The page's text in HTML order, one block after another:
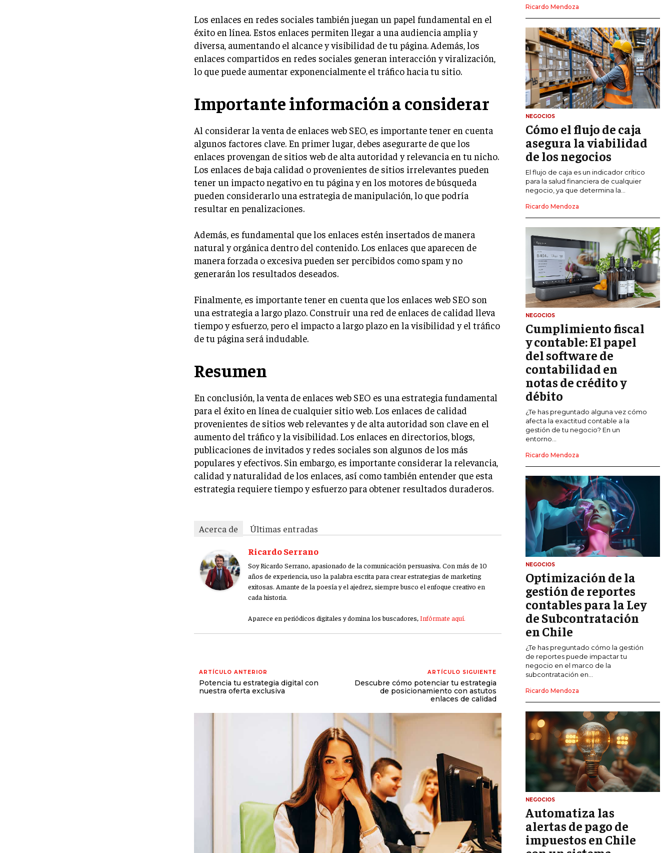
ALIANZAS ESTRATÉGICAS
TECNOLOGIA
SOSTENIBILIDAD Y MEDIO AMBIENTE
GESTIÓN DE LA INNOVACIÓN
TECNOLÓGICA
TRANSFORMACIÓN DIGITAL
ANALÍTICA EMPRESARIAL Y BUSINESS
INTELLIGENCE
CIBERSEGURIDAD EMPRESARIAL
ESTRATEGIA
EMPRESAS FAMILIARES Y SUCESIÓN
NEGOCIACIÓN Y RESOLUCIÓN DE
CONFLICTOS
DERECHO EMPRESARIAL Y
REGULACIONES
ÉXITO EMPRESARIAL Y CASOS DE
ESTUDIO
GOBIERNO CORPORATIVO
NEGOCIOS
ESTRATEGIAS DE NEGOCIOS
MARKETING B2B
MARKETING B2C
FRANQUICIAS
MARKETING DE INFLUENCERS
E-COMMERCE
GESTIÓN DE CRISIS EMPRESARIALES
EMPRESAS Y STARTUPS TECNOLÓGICAS
GESTIÓN DE LA EXPERIENCIA DEL
CLIENTE
PROYECTOS
GESTIÓN DE PROYECTOS
GESTIÓN DE OPERACIONES Y CADENA
DE SUMINISTRO
LOGÍSTICA EMPRESARIAL
CALIDAD Y MEJORA CONTINUA
TALENTOS
TALENTO
RECLUTAMIENTO Y SELECCIÓN
DESARROLLO DE PERSONAL
GESTIÓN DEL DESEMPEÑO
CULTURA Y CLIMA ORGANIZACIONAL
ÉTICA EMPRESARIAL Y
RESPONSABILIDAD SOCIAL
BLOG
Los enlaces en redes sociales también juegan un papel fundamental en el
éxito en línea. Estos enlaces permiten llegar a una audiencia amplia y
diversa, aumentando el alcance y visibilidad de tu página. Además, los
enlaces compartidos en redes sociales generan interacción y viralización,
lo que puede aumentar exponencialmente el tráfico hacia tu sitio.
Importante información a considerar
Al considerar la venta de enlaces web SEO, es importante tener en cuenta
algunos factores clave. En primer lugar, debes asegurarte de que los
enlaces provengan de sitios web de alta autoridad y relevancia en tu nicho.
Los enlaces de baja calidad o provenientes de sitios irrelevantes pueden
tener un impacto negativo en tu página y en los motores de búsqueda
pueden considerarlo una estrategia de manipulación, lo que podría
resultar en penalizaciones.
Además, es fundamental que los enlaces estén insertados de manera
natural y orgánica dentro del contenido. Los enlaces que aparecen de
manera forzada o excesiva pueden ser percibidos como spam y no
generarán los resultados deseados.
Finalmente, es importante tener en cuenta que los enlaces web SEO son
una estrategia a largo plazo. Construir una red de enlaces de calidad lleva
tiempo y esfuerzo, pero el impacto a largo plazo en la visibilidad y el tráfico
de tu página será indudable.
Resumen
En conclusión, la venta de enlaces web SEO es una estrategia fundamental
para el éxito en línea de cualquier sitio web. Los enlaces de calidad
provenientes de sitios web relevantes y de alta autoridad son clave en el
aumento del tráfico y la visibilidad. Los enlaces en directorios, blogs,
publicaciones de invitados y redes sociales son algunos de los más
populares y efectivos. Sin embargo, es importante considerar la relevancia,
calidad y naturalidad de los enlaces, así como también entender que esta
estrategia requiere tiempo y esfuerzo para obtener resultados duraderos.
Acerca de
Últimas entradas
Ricardo Serrano
Soy Ricardo Serrano, apasionado de la comunicación persuasiva. Con más de 10
años de experiencia, uso la palabra escrita para crear estrategias de marketing
exitosas. Amante de la poesía y el ajedrez, siempre busco el enfoque creativo en
cada historia.
Aparece en periódicos digitales y domina los buscadores,Infórmate aquí.
ARTÍCULO ANTERIOR
Potencia tu estrategia digital con
nuestra oferta exclusiva
ARTÍCULO SIGUIENTE
Descubre cómo potenciar tu estrategia
de posicionamiento con astutos
enlaces de calidad
Ricardo Mendoza
NEGOCIOS
Cómo el flujo de caja
asegura la viabilidad
de los negocios
El flujo de caja es un indicador crítico
para la salud financiera de cualquier
negocio, ya que determina la...
Ricardo Mendoza
NEGOCIOS
Cumplimiento fiscal
y contable: El papel
del software de
contabilidad en
notas de crédito y
débito
¿Te has preguntado alguna vez cómo
afecta la exactitud contable a la
gestión de tu negocio? En un
entorno...
Ricardo Mendoza
NEGOCIOS
Optimización de la
gestión de reportes
contables para la Ley
de Subcontratación
en Chile
¿Te has preguntado cómo la gestión
de reportes puede impactar tu
negocio en el marco de la
subcontratación en...
Ricardo Mendoza
NEGOCIOS
Automatiza las
alertas de pago de
impuestos en Chile